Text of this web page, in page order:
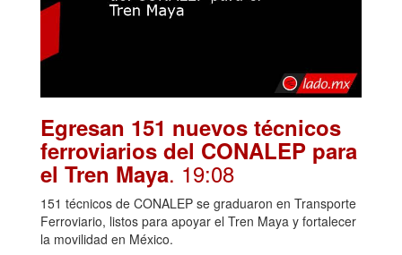
Egresan 151 nuevos técnicos
ferroviarios del CONALEP para
el Tren Maya. 19:08
151 técnicos de CONALEP se graduaron en Transporte
Ferroviario, listos para apoyar el Tren Maya y fortalecer
la movilidad en México.